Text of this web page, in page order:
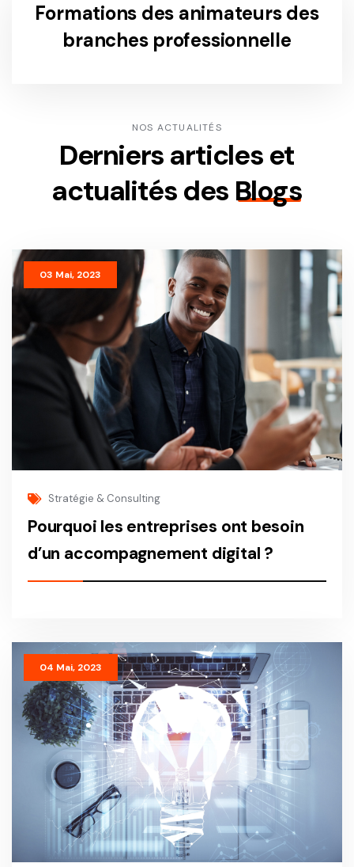
Formations des animateurs des
branches professionnelle
NOS ACTUALITÉS
Derniers articles et
actualités des Blogs
03 Mai, 2023
Stratégie & Consulting
Pourquoi les entreprises ont besoin
d’un accompagnement digital ?
04 Mai, 2023